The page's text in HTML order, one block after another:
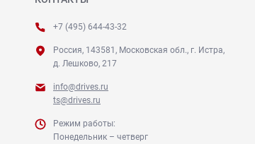
+7 (495) 644-43-32
Россия, 143581, Московская обл., г. Истра,
д. Лешково, 217
info@drives.ru
ts@drives.ru
Режим работы:
Понедельник – четверг